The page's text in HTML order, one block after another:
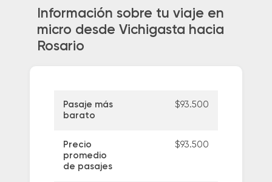
Información sobre tu viaje en
micro desde Vichigasta hacia
Rosario
Pasaje más
barato
$93.500
Precio
promedio
de pasajes
$93.500